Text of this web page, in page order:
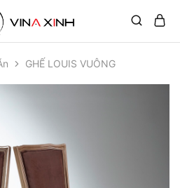
GHẾ LOUIS VUÔNG